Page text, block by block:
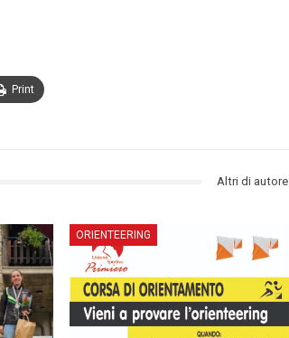
Print
Altri di autore
ORIENTEERING